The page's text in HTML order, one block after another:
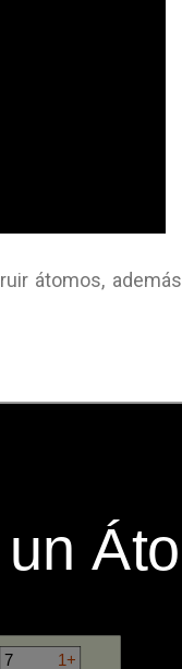
átomos, además